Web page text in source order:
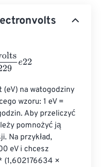
na watogodziny
wzoru: 1 eV =
Aby przeliczyć
pomnożyć ją
Na przykład,
eV i chcesz
(1,602176634 ×